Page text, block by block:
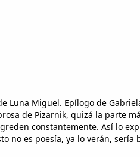
Luna Miguel. Epílogo de
de Pizarnik, quizá la parte
constantemente. Así lo
no es poesía, ya lo verán, sería